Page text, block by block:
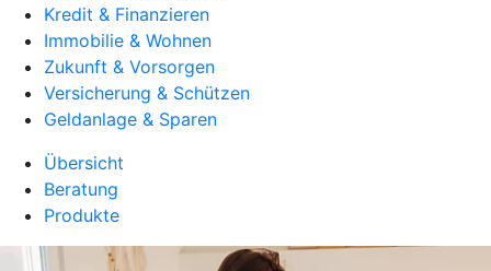
Kredit & Finanzieren
Immobilie & Wohnen
Zukunft & Vorsorgen
Versicherung & Schützen
Geldanlage & Sparen
Übersicht
Beratung
Produkte